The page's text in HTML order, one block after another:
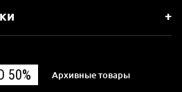
Архивные товары